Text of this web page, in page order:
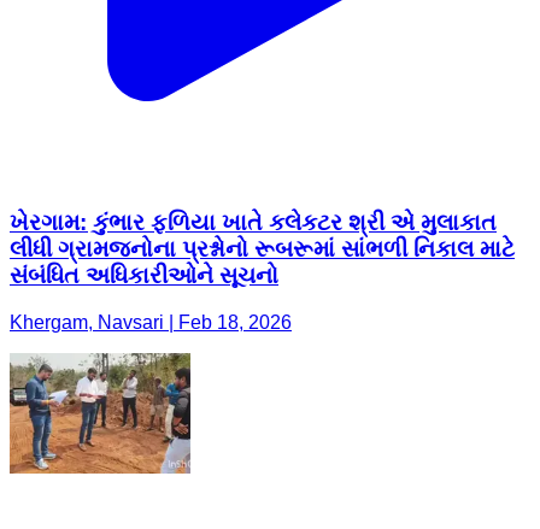
ખેરગામ: કુંભાર ફળિયા ખાતે કલેકટર શ્રી એ મુલાકાત
લીધી ગ્રામજનોના પ્રશ્નોનો રૂબરૂમાં સાંભળી નિકાલ માટે
સંબંધિત અધિકારીઓને સૂચનો
Khergam, Navsari | Feb 18, 2026